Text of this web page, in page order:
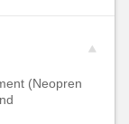
(Neopren